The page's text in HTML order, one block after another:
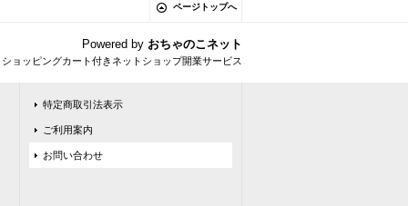
ページトップへ
Powered by おちゃのこネット
ョッピングカート付きネットショップ開業サービス
特定商取引法表示
ご利用案内
お問い合わせ